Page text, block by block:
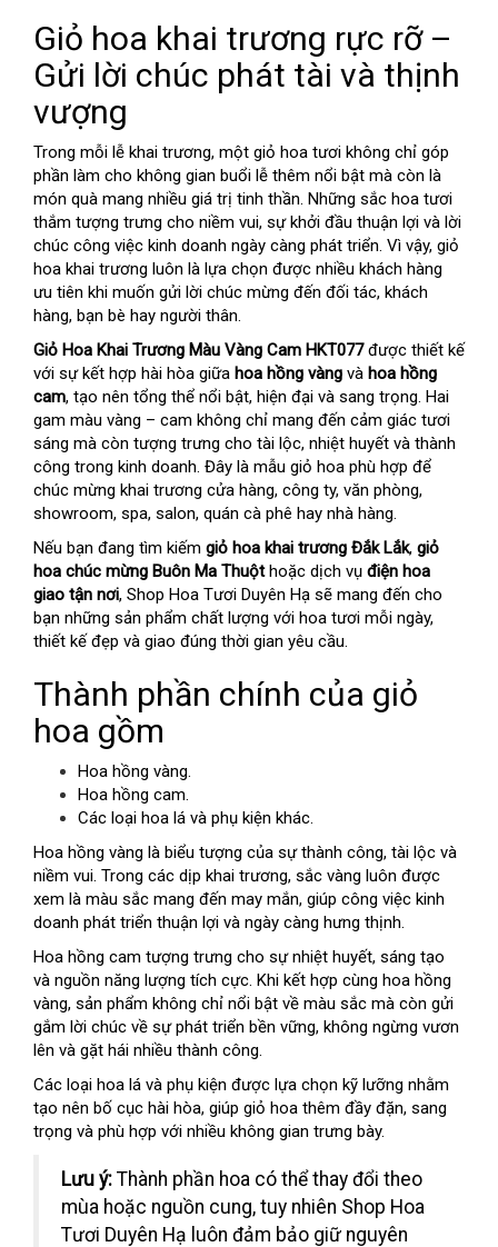
Giỏ hoa khai trương rực rỡ –
Gửi lời chúc phát tài và thịnh
vượng
Trong mỗi lễ khai trương, một giỏ hoa tươi không chỉ góp
phần làm cho không gian buổi lễ thêm nổi bật mà còn là
món quà mang nhiều giá trị tinh thần. Những sắc hoa tươi
thắm tượng trưng cho niềm vui, sự khởi đầu thuận lợi và lời
chúc công việc kinh doanh ngày càng phát triển. Vì vậy, giỏ
hoa khai trương luôn là lựa chọn được nhiều khách hàng
ưu tiên khi muốn gửi lời chúc mừng đến đối tác, khách
hàng, bạn bè hay người thân.
Giỏ Hoa Khai Trương Màu Vàng Cam HKT077được thiết kế
với sự kết hợp hài hòa giữa hoa hồng vàng và hoa hồng
cam, tạo nên tổng thể nổi bật, hiện đại và sang trọng. Hai
gam màu vàng – cam không chỉ mang đến cảm giác tươi
sáng mà còn tượng trưng cho tài lộc, nhiệt huyết và thành
công trong kinh doanh. Đây là mẫu giỏ hoa phù hợp để
chúc mừng khai trương cửa hàng, công ty, văn phòng,
showroom, spa, salon, quán cà phê hay nhà hàng.
Nếu bạn đang tìm kiếm giỏ hoa khai trương Đắk Lắk, giỏ
hoa chúc mừng Buôn Ma Thuộthoặc dịch vụ điện hoa
giao tận nơi, Shop Hoa Tươi Duyên Hạ sẽ mang đến cho
bạn những sản phẩm chất lượng với hoa tươi mỗi ngày,
thiết kế đẹp và giao đúng thời gian yêu cầu.
Thành phần chính của giỏ
hoa gồm
Hoa hồng vàng.
Hoa hồng cam.
Các loại hoa lá và phụ kiện khác.
Hoa hồng vàng là biểu tượng của sự thành công, tài lộc và
niềm vui. Trong các dịp khai trương, sắc vàng luôn được
xem là màu sắc mang đến may mắn, giúp công việc kinh
doanh phát triển thuận lợi và ngày càng hưng thịnh.
Hoa hồng cam tượng trưng cho sự nhiệt huyết, sáng tạo
và nguồn năng lượng tích cực. Khi kết hợp cùng hoa hồng
vàng, sản phẩm không chỉ nổi bật về màu sắc mà còn gửi
gắm lời chúc về sự phát triển bền vững, không ngừng vươn
lên và gặt hái nhiều thành công.
Các loại hoa lá và phụ kiện được lựa chọn kỹ lưỡng nhằm
tạo nên bố cục hài hòa, giúp giỏ hoa thêm đầy đặn, sang
trọng và phù hợp với nhiều không gian trưng bày.
Lưu ý: Thành phần hoa có thể thay đổi theo
mùa hoặc nguồn cung, tuy nhiên Shop Hoa
Tươi Duyên Hạ luôn đảm bảo giữ nguyên